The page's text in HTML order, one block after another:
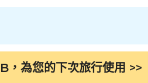
安道爾
歐洲
，為您的下次旅行使用 >>